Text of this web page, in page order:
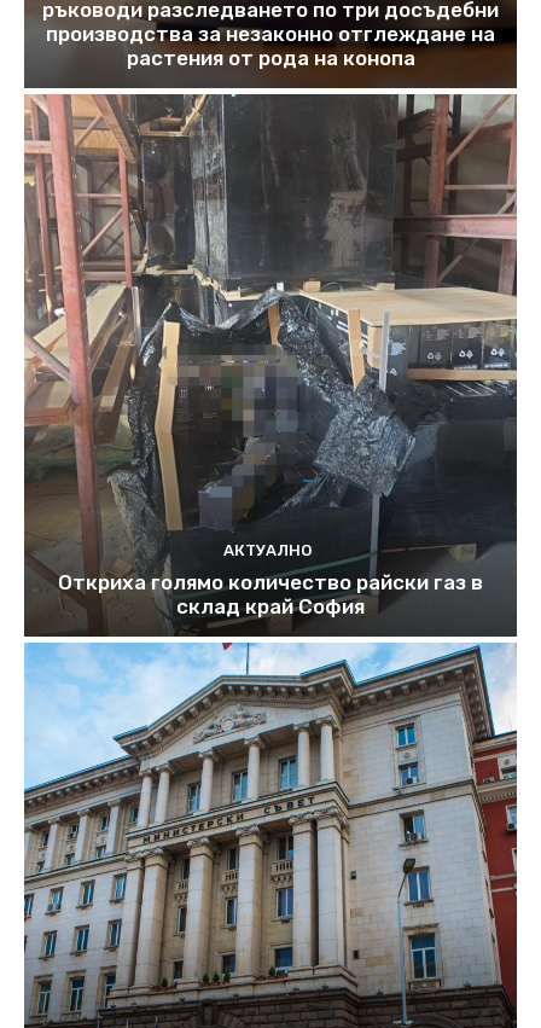
ръководи разследването по три досъдебни
производства за незаконно отглеждане на
растения от рода на конопа
АКТУАЛНО
Откриха голямо количество райски газ в
склад край София